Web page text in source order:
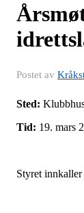
Postet av
Sted:
Tid: 19. mars
Styret